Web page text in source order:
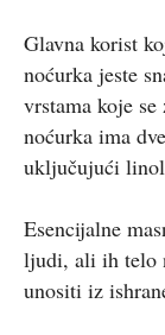
Glavna korist
noćurka jeste
vrstama koje
noćurka ima
uključujući
Esencijalne
ljudi, ali ih telo
unositi iz